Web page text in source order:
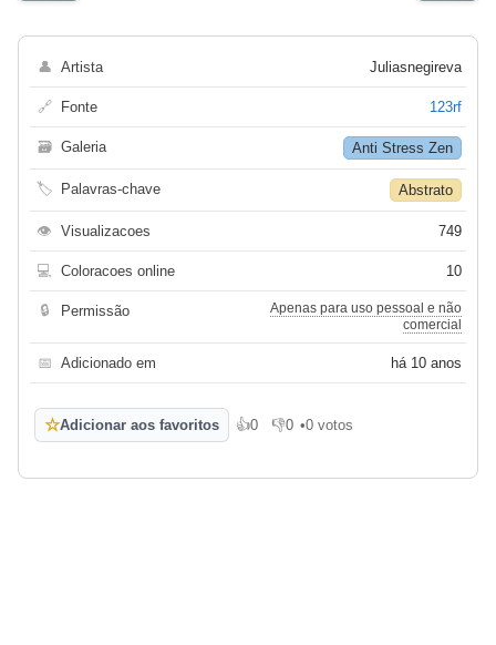
👤 Artista Juliasnegireva
🔗 Fonte 123rf
🗃 Galeria Anti Stress Zen
🏷 Palavras-chave Abstrato
👁 Visualizacoes 749
💻 Coloracoes online 10
🔒 Permissão
Apenas para uso pessoal e não
comercial
📅 Adicionado em há 10 anos
☆Adicionar aos favoritos 👍0
Gosto 👎0
Não gosto
•0 votos